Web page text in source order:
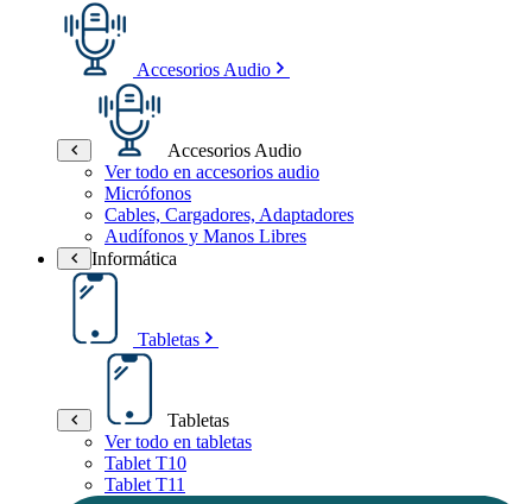
Accesorios Audio
Accesorios Audio
Ver todo en accesorios audio
Micrófonos
Cables, Cargadores, Adaptadores
Audífonos y Manos Libres
Informática
Tabletas
Tabletas
Ver todo en tabletas
Tablet T10
Tablet T11